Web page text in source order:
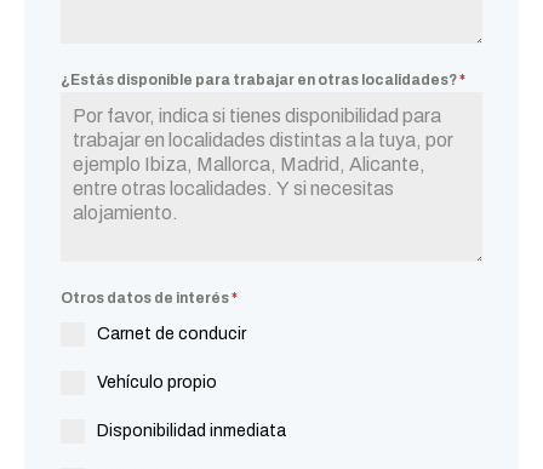
¿Estás disponible para trabajar en otras localidades?*
Otros datos de interés*
Carnet de conducir
Vehículo propio
Disponibilidad inmediata